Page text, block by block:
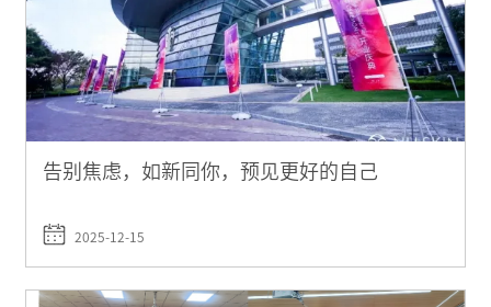
告别焦虑，如新同你，预见更好的自己
2025-12-15